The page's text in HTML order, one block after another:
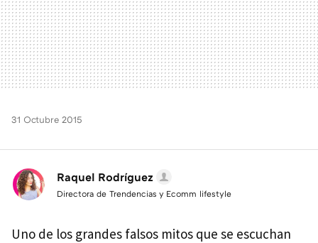
31 Octubre 2015
Raquel Rodríguez
Directora de Trendencias y Ecomm lifestyle
Uno de los grandes falsos mitos que se escuchan